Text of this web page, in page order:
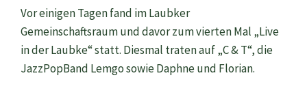
Vor einigen Tagen fand im Laubker
Gemeinschaftsraum und davor zum vierten Mal „Live
in der Laubke“ statt. Diesmal traten auf „C & T“, die
JazzPopBand Lemgo sowie Daphne und Florian.